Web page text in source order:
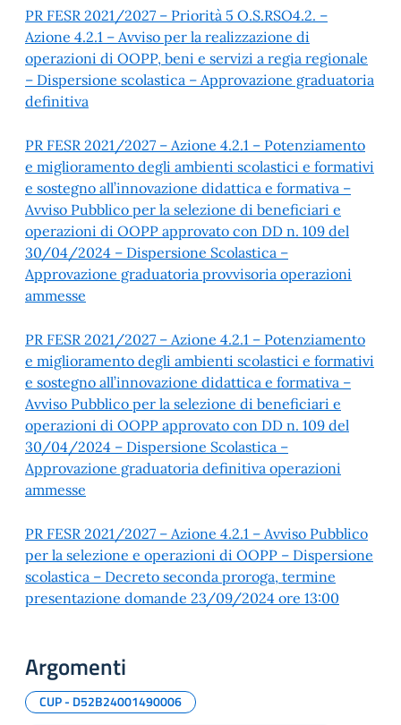
PR FESR 2021/2027 – Priorità 5 O.S.RSO4.2. –
Azione 4.2.1 – Avviso per la realizzazione di
operazioni di OOPP, beni e servizi a regia regionale
– Dispersione scolastica – Approvazione graduatoria
definitiva
PR FESR 2021/2027 – Azione 4.2.1 – Potenziamento
e miglioramento degli ambienti scolastici e formativi
e sostegno all’innovazione didattica e formativa –
Avviso Pubblico per la selezione di beneficiari e
operazioni di OOPP approvato con DD n. 109 del
30/04/2024 – Dispersione Scolastica –
Approvazione graduatoria provvisoria operazioni
ammesse
PR FESR 2021/2027 – Azione 4.2.1 – Potenziamento
e miglioramento degli ambienti scolastici e formativi
e sostegno all’innovazione didattica e formativa –
Avviso Pubblico per la selezione di beneficiari e
operazioni di OOPP approvato con DD n. 109 del
30/04/2024 – Dispersione Scolastica –
Approvazione graduatoria definitiva operazioni
ammesse
PR FESR 2021/2027 – Azione 4.2.1 – Avviso Pubblico
per la selezione e operazioni di OOPP – Dispersione
scolastica – Decreto seconda proroga, termine
presentazione domande 23/09/2024 ore 13:00
Argomenti
CUP - D52B24001490006